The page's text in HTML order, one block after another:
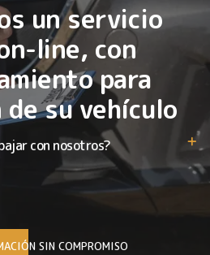
un servicio
line, con
para
su vehículo
con nosotros?
SIN COMPROMISO